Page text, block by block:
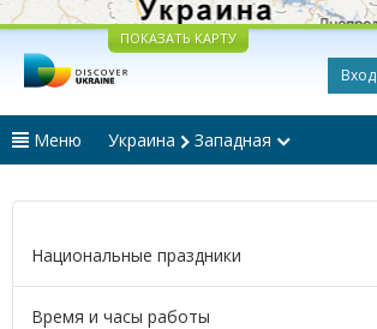
ПОКАЗАТЬ КАРТУ
Вход
Меню Украина Западная
Национальные праздники
Время и часы работы